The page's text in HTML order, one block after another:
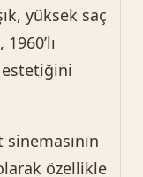
yüksek saç
estetiğini
özellikle